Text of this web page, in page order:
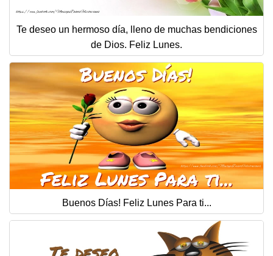
Te deseo un hermoso día, lleno de muchas bendiciones
de Dios. Feliz Lunes.
Buenos Días! Feliz Lunes Para ti...